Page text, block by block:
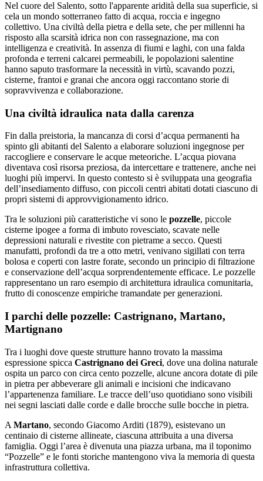
Nel cuore del Salento, sotto l'apparente aridità della sua superficie, si
cela un mondo sotterraneo fatto di acqua, roccia e ingegno
collettivo. Una civiltà della pietra e della sete, che per millenni ha
risposto alla scarsità idrica non con rassegnazione, ma con
intelligenza e creatività. In assenza di fiumi e laghi, con una falda
profonda e terreni calcarei permeabili, le popolazioni salentine
hanno saputo trasformare la necessità in virtù, scavando pozzi,
cisterne, frantoi e granai che ancora oggi raccontano storie di
sopravvivenza e collaborazione.
Una civiltà idraulica nata dalla carenza
Fin dalla preistoria, la mancanza di corsi d’acqua permanenti ha
spinto gli abitanti del Salento a elaborare soluzioni ingegnose per
raccogliere e conservare le acque meteoriche. L’acqua piovana
diventava così risorsa preziosa, da intercettare e trattenere, anche nei
luoghi più impervi. In questo contesto si è sviluppata una geografia
dell’insediamento diffuso, con piccoli centri abitati dotati ciascuno di
propri sistemi di approvvigionamento idrico.
Tra le soluzioni più caratteristiche vi sono le pozzelle, piccole
cisterne ipogee a forma di imbuto rovesciato, scavate nelle
depressioni naturali e rivestite con pietrame a secco. Questi
manufatti, profondi da tre a otto metri, venivano sigillati con terra
bolosa e coperti con lastre forate, secondo un principio di filtrazione
e conservazione dell’acqua sorprendentemente efficace. Le pozzelle
rappresentano un raro esempio di architettura idraulica comunitaria,
frutto di conoscenze empiriche tramandate per generazioni.
I parchi delle pozzelle: Castrignano, Martano,
Martignano
Tra i luoghi dove queste strutture hanno trovato la massima
espressione spicca Castrignano dei Greci, dove una dolina naturale
ospita un parco con circa cento pozzelle, alcune ancora dotate di pile
in pietra per abbeverare gli animali e incisioni che indicavano
l’appartenenza familiare. Le tracce dell’uso quotidiano sono visibili
nei segni lasciati dalle corde e dalle brocche sulle bocche in pietra.
A Martano, secondo Giacomo Arditi (1879), esistevano un
centinaio di cisterne allineate, ciascuna attribuita a una diversa
famiglia. Oggi l’area è divenuta una piazza urbana, ma il toponimo
“Pozzelle” e le fonti storiche mantengono viva la memoria di questa
infrastruttura collettiva.